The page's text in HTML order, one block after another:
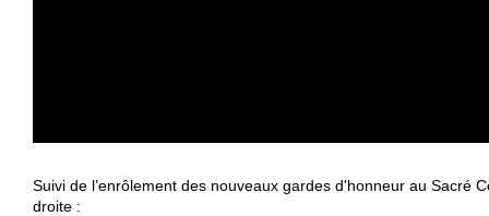
Suivi de l’enrôlement des nouveaux gardes d'honneur au Sacré
droite :